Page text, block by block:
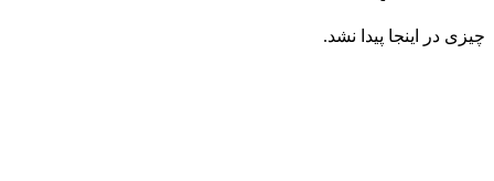
چیزی در اینجا پیدا نشد.